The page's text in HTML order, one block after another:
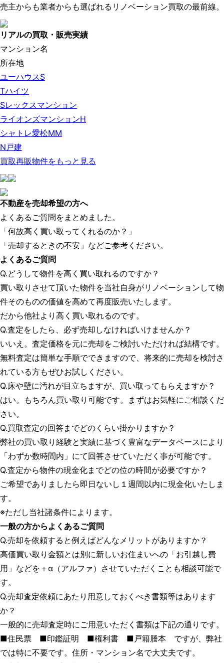
売主からも業者からも選ばれるリノベーション買取の最前線。
リアルの買取・販売実績
マンション名
所在地
ユーハウスS
Tハイツ
Sレックスマンション
ライオンズマンションH
シャトレ愛松MM
N戸建
買取再販物件をもっと見る
不動産を売却希望の方へ
よくあるご質問をまとめました。
「何故高く買い取ってくれるのか？」
「売却するときの不安」などご参考ください。
よくあるご質問
Q.どうして物件を高く買い取れるのですか？
買い取りさせて頂いた物件を当社自身がリノベーションして物
件そのものの価値を高めて再度販売いたします。
だから他社より高く買い取れるのです。
Q.査定をしたら、必ず売却しなければいけませんか？
いいえ。査定価格を元に売却をご検討いただければ結構です。
無料査定は簡単な手順でできますので、将来的に売却を検討さ
れている方もぜひお試しください。
Q.床や壁に汚れが目立ちますが、買い取ってもらえますか？
はい。もちろん買い取り可能です。まずはお気軽にご相談くだ
さい。
Q.買取査定の回答までどのくらい掛かりますか？
弊社の買い取り経験と実績に基づく豊富なデータベースにより
「わずか数時間内」にて回答させていただく事が可能です。
Q.査定から物件の現金化までどの位の時間が必要ですか？
ご希望でありましたら即日ないし１週間以内に現金化いたしま
す。
※ただし当社諸条件によります。
一般の方からよくあるご質問
Q.売却を依頼すると例えばどんなメリットがありますか？
高価買い取り金額とは別に新しいお住まいへの「お引越し費
用」などを＋α（アルファ）させていただくことも相談可能で
す。
Q.売却査定依頼にあたり用意しておくべき書類等はあります
か？
一般的に売却査定時にご用意いただく書類は下記の通りです。
■住民票 ■印鑑証明 ■権利書 ■戸籍謄本 ですが、弊社
では特に不要です。住所・マンション名で大丈夫です。